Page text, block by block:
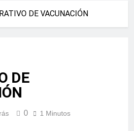
DE VACUNACIÓN
DE
0 1 Minutos